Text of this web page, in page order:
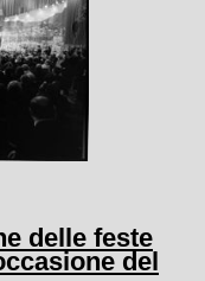
delle feste
del